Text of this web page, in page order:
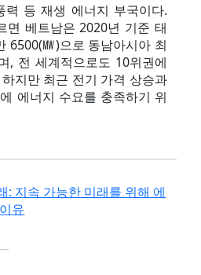
력 등 재생 에너지 부국이다.
면 베트남은 2020년 기준 태
6500(㎿)으로 동남아시아 최
, 전 세계적으로도 10위권에
지만 최근 전기 가격 상승과
에너지 수요를 충족하기 위
: 지속 가능한 미래를 위해 에
유